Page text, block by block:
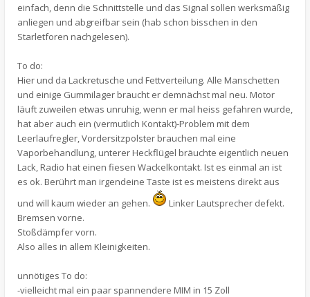
einfach, denn die Schnittstelle und das Signal sollen werksmäßig
anliegen und abgreifbar sein (hab schon bisschen in den
Starletforen nachgelesen).
To do:
Hier und da Lackretusche und Fettverteilung. Alle Manschetten
und einige Gummilager braucht er demnächst mal neu. Motor
läuft zuweilen etwas unruhig, wenn er mal heiss gefahren wurde,
hat aber auch ein (vermutlich Kontakt)-Problem mit dem
Leerlaufregler, Vordersitzpolster brauchen mal eine
Vaporbehandlung, unterer Heckflügel bräuchte eigentlich neuen
Lack, Radio hat einen fiesen Wackelkontakt. Ist es einmal an ist
es ok. Berührt man irgendeine Taste ist es meistens direkt aus
und will kaum wieder an gehen.
Linker Lautsprecher defekt.
Bremsen vorne.
Stoßdämpfer vorn.
Also alles in allem Kleinigkeiten.
unnötiges To do:
-vielleicht mal ein paar spannendere MIM in 15 Zoll